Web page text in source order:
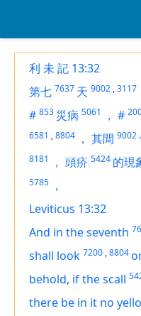
利 未 記 13:32
第七 7637 天 9002 ,3117
# 853 災病 5061 ， #
6581 ,8804 ， 其間 9002
8181 ， 頭疥 5424 的現
5785 ，
Leviticus 13:32
And in the seventh
shall look 7200 ,8804
behold, ifthe scall
there be in it no